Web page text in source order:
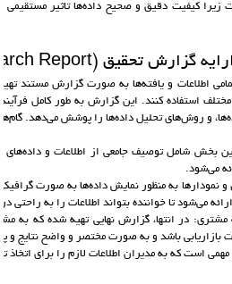
کیفیت دقیق و صحیح داده‌ها تاثیر مستقیمی بر
تمامی اطلاعات و یافته‌ها به صورت گزارش مستند
مختلف استفاده کنند. این گزارش به طور کامل
و روش‌های تحلیل داده‌ها را پوشش می‌دهد.
بخش شامل توصیف جامعی از اطلاعات و
می‌شود.
نمودارها به منظور نمایش داده‌ها به صورت
می‌شود تا خواننده بتواند اطلاعات را به راحتی
مشتری: در انتها، گزارش نهایی تهیه شده که به
بازاریابی باشد و به صورت مختصر و واضح نتایج و
مهمی است که به مدیران اطلاعات لازم را برای